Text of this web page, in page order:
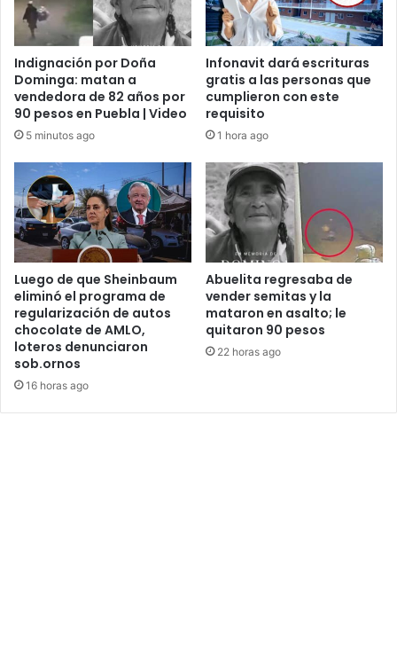
Indignación por Doña
Dominga: matan a
vendedora de 82 años por
90 pesos en Puebla | Video
5 minutos ago
Infonavit dará escrituras
gratis a las personas que
cumplieron con este
requisito
1 hora ago
Luego de que Sheinbaum
eliminó el programa de
regularización de autos
chocolate de AMLO,
loteros denunciaron
sob.ornos
16 horas ago
Abuelita regresaba de
vender semitas y la
mataron en asalto; le
quitaron 90 pesos
22 horas ago